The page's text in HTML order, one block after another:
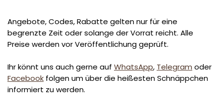
Angebote, Codes, Rabatte gelten nur für eine
begrenzte Zeit oder solange der Vorrat reicht. Alle
Preise werden vor Veröffentlichung geprüft.
Ihr könnt uns auch gerne auf WhatsApp, Telegram oder
Facebook folgen um über die heißesten Schnäppchen
informiert zu werden.